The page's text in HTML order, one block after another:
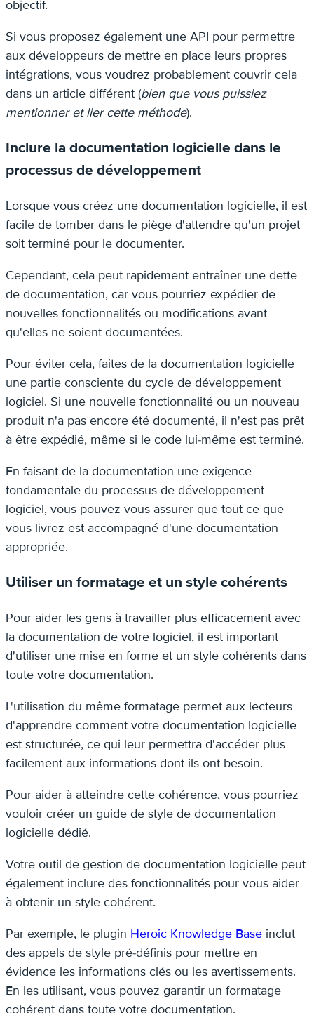
objectif.
Si vous proposez également une API pour permettre
aux développeurs de mettre en place leurs propres
intégrations, vous voudrez probablement couvrir cela
dans un article différent (bien que vous puissiez
mentionner et lier cette méthode).
Inclure la documentation logicielle dans le
processus de développement
Lorsque vous créez une documentation logicielle, il est
facile de tomber dans le piège d'attendre qu'un projet
soit terminé pour le documenter.
Cependant, cela peut rapidement entraîner une dette
de documentation, car vous pourriez expédier de
nouvelles fonctionnalités ou modifications avant
qu'elles ne soient documentées.
Pour éviter cela, faites de la documentation logicielle
une partie consciente du cycle de développement
logiciel. Si une nouvelle fonctionnalité ou un nouveau
produit n'a pas encore été documenté, il n'est pas prêt
à être expédié, même si le code lui-même est terminé.
En faisant de la documentation une exigence
fondamentale du processus de développement
logiciel, vous pouvez vous assurer que tout ce que
vous livrez est accompagné d'une documentation
appropriée.
Utiliser un formatage et un style cohérents
Pour aider les gens à travailler plus efficacement avec
la documentation de votre logiciel, il est important
d'utiliser une mise en forme et un style cohérents dans
toute votre documentation.
L'utilisation du même formatage permet aux lecteurs
d'apprendre comment votre documentation logicielle
est structurée, ce qui leur permettra d'accéder plus
facilement aux informations dont ils ont besoin.
Pour aider à atteindre cette cohérence, vous pourriez
vouloir créer un guide de style de documentation
logicielle dédié.
Votre outil de gestion de documentation logicielle peut
également inclure des fonctionnalités pour vous aider
à obtenir un style cohérent.
Par exemple, le plugin Heroic Knowledge Base inclut
des appels de style pré-définis pour mettre en
évidence les informations clés ou les avertissements.
En les utilisant, vous pouvez garantir un formatage
cohérent dans toute votre documentation.